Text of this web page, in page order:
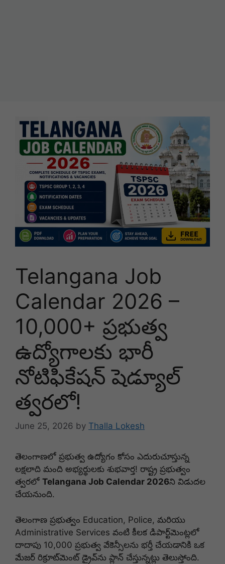
Telangana Job
Calendar 2026 –
10,000+ ప్రభుత్వ
ఉద్యోగాలకు భారీ
నోటిఫికేషన్ షెడ్యూల్
త్వరలో!
June 25, 2026 by Thalla Lokesh
తెలంగాణల ప్రభుత్వ ఉద్యోగం కోసం ఎదురుచూస్తున్న
లక్షలాది మంది అభ్యర్థులకు శుభవార్త! రాష్ట్ర ప్రభుత్వం
త్వరలో Telangana Job Calendar 2026ని విడుదల
చేయనుంది.
తెలంగాణ ప్రభుత్వం Education, Police, మరియు
Administrative Services వంటి కీలక డిపార్ట్‌మెంట్లలో
దాదాపు 10,000 ప్రభుత్వ వేకెన్సీలను భర్తీ చేయడానికి ఒక
మేజర్ రిక్రూట్‌మెంట్డ్రైవ్‌ను ప్లాన్ చేస్తున్నట్లు తెలుస్తోంది.